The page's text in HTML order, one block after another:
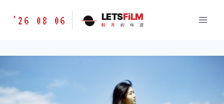
胶
味
LETSFILM
'26 08 06 LETSFiLM
胶 片 的 味 道